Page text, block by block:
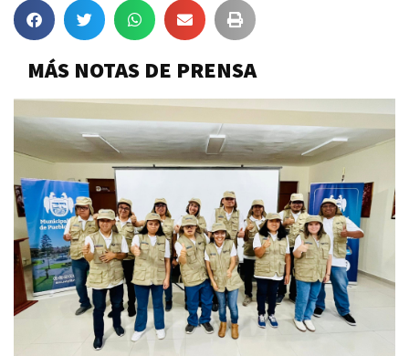
MÁS NOTAS DE PRENSA